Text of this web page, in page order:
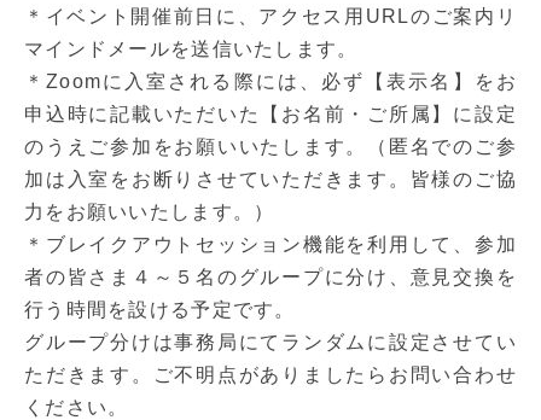
＊イベント開催前日に、アクセス用URLのご案内リ
マインドメールを送信いたします。
＊Zoomに入室される際には、必ず【表示名】をお
申込時に記載いただいた【お名前・ご所属】に設定
のうえご参加をお願いいたします。（匿名でのご参
加は入室をお断りさせていただきます。皆様のご協
力をお願いいたします。）
＊ブレイクアウトセッション機能を利用して、参加
者の皆さま４～５名のグループに分け、意見交換を
行う時間を設ける予定です。
グループ分けは事務局にてランダムに設定させてい
ただきます。ご不明点がありましたらお問い合わせ
ください。